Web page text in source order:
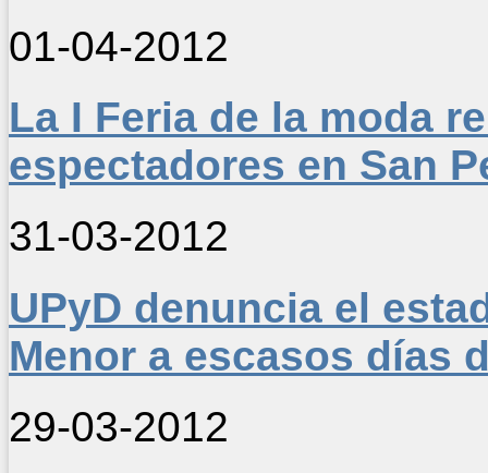
01-04-2012
La I Feria de la moda
espectadores en San
31-03-2012
UPyD denuncia el
Menor a escasos días
29-03-2012